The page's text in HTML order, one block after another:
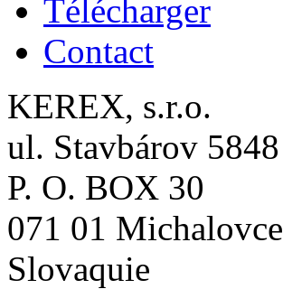
Télécharger
Contact
KEREX, s.r.o.
ul. Stavbárov 5848
P. O. BOX 30
071 01 Michalovce
Slovaquie